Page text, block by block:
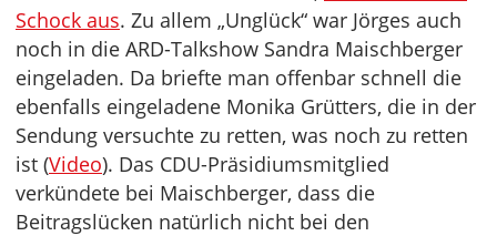
Schock aus. Zu allem „Unglück“ war Jörges auch
noch in die ARD-Talkshow Sandra Maischberger
eingeladen. Da briefte man offenbar schnell die
ebenfalls eingeladene Monika Grütters, die in der
Sendung versuchte zu retten, was noch zu retten
ist (Video). Das CDU-Präsidiumsmitglied
verkündete bei Maischberger, dass die
Beitragslücken natürlich nicht bei den